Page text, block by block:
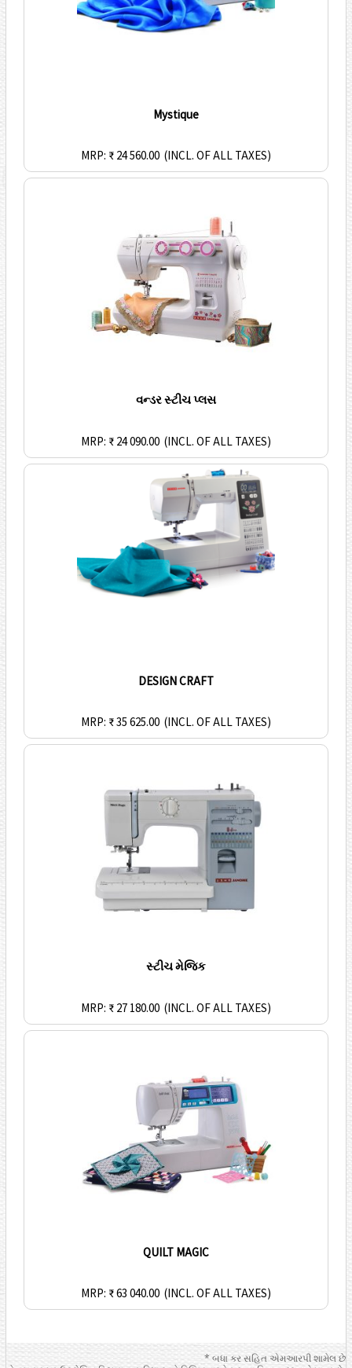
Mystique
MRP: ₹ 24 560.00 (INCL. OF ALL TAXES)
વન્ડર સ્ટીચ પ્લસ
MRP: ₹ 24 090.00 (INCL. OF ALL TAXES)
DESIGN CRAFT
MRP: ₹ 35 625.00 (INCL. OF ALL TAXES)
સ્ટીચ મેજિક
MRP: ₹ 27 180.00 (INCL. OF ALL TAXES)
QUILT MAGIC
MRP: ₹ 63 040.00 (INCL. OF ALL TAXES)
* બધા કર સહિત એમઆરપી શામેલ છે